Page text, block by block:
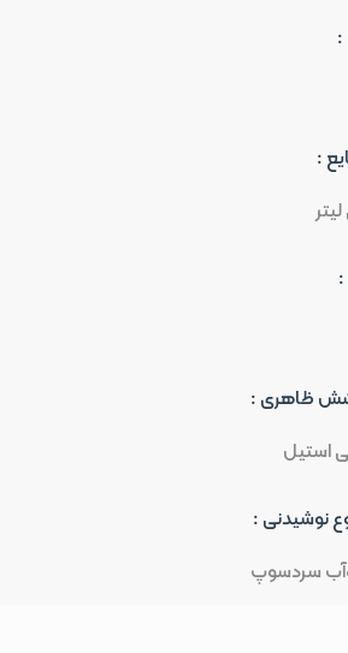
:
:
:
ظاهری :
استیل
نوشیدنی :
آب سردسوپ